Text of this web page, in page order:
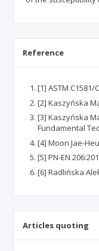
Reference
[1] ASTM
[2] Kaszyńska
[3] Kaszyńska
Fundamental
[4] Moon Jae-
[5] PN-EN
[6] Radlińska
Articles quoting